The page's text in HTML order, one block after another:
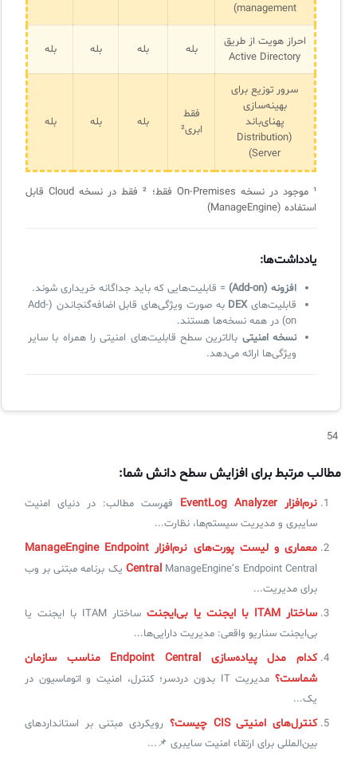
management)
احراز هویت از طریق
Active Directory
بله بله بله بله
سرور توزیع برای
بهینه‌سازی
پهنای‌باند
(Distribution
Server)
فقط
ابری²
بله بله بله
¹ موجود در نسخه On-Premises فقط؛ ² فقط در نسخه Cloud قابل
استفاده (ManageEngine)
یادداشت‌ها:
افزونه (Add-on)
= قابلیت‌هایی که باید جداگانه خریداری شوند.
قابلیت‌هایDEX
به صورت ویژگی‌های قابل اضافه‌گنجاندن (Add-
on) در همه نسخه‌ها هستند.
نسخه امنیتی بالاترین سطح قابلیت‌های امنیتی را همراه با سایر
ویژگی‌ها ارائه می‌دهد.
54
مطالب مرتبط برای افزایش سطح دانش شما:
نرم‌افزار EventLog Analyzer
فهرست مطالب: در دنیای امنیت
سایبری و مدیریت سیستم‌ها، نظارت...
معماری و لیست پورت‌های نرم‌افزار ManageEngine Endpoint
Central ManageEngine’s Endpoint Central یک برنامه مبتنی بر وب
برای مدیریت...
ساختار ITAM با ایجنت یا بی‌ایجنت
ساختار ITAM با ایجنت یا
بی‌ایجنت سناریو واقعی: مدیریت دارایی‌ها...
کدام مدل پیاده‌سازی Endpoint Central مناسب سازمان
شماست؟
مدیریت IT بدون دردسر؛ کنترل، امنیت و اتوماسیون در
یک...
کنترل‌های امنیتی CIS چیست؟
رویکردی مبتنی بر استانداردهای
بین‌المللی برای ارتقاء امنیت سایبری 📌...